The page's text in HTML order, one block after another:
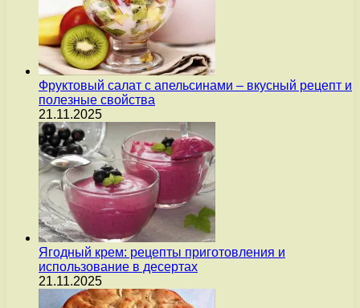
Фруктовый салат с апельсинами – вкусный рецепт и
полезные свойства
21.11.2025
Ягодный крем: рецепты приготовления и
использование в десертах
21.11.2025